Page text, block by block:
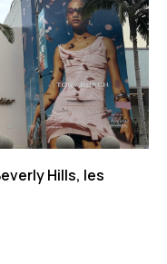
Hills, les